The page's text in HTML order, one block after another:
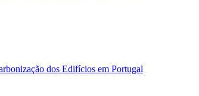
dos Edifícios em Portugal